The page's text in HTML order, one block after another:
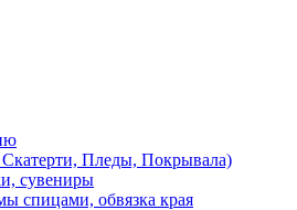
Пледы, Покрывала)
сувениры
спицами, обвязка края